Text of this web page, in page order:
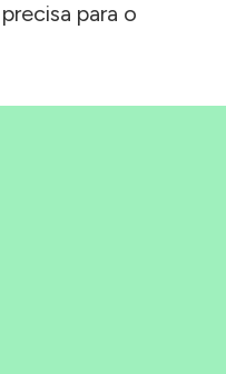
para o